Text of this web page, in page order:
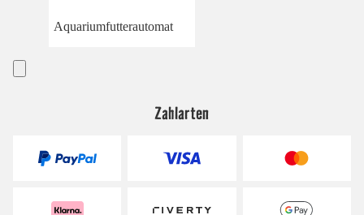
Aquariumfutterautomat
Zahlarten